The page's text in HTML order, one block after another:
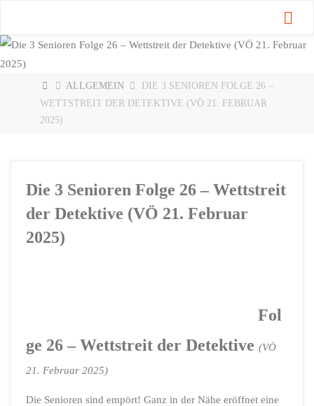
springen
START
ALLGEMEIN
DIE 3 SENIOREN FOLGE 26 –
WETTSTREIT DER DETEKTIVE (VÖ 21. FEBRUAR
2025)
Die 3 Senioren Folge 26 – Wettstreit
der Detektive (VÖ 21. Februar
2025)
Fol
ge 26 – Wettstreit der Detektive(VÖ
21. Februar 2025)
Die Senioren sind empört! Ganz in der Nähe eröffnet eine